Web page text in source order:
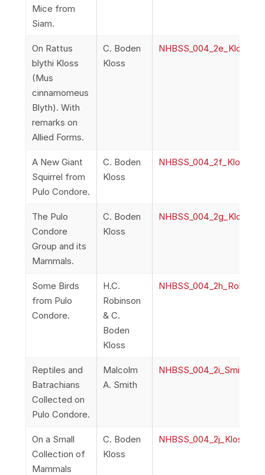
Mice from
Siam.
On Rattus
blythi Kloss
(Mus
cinnamomeus
Blyth). With
remarks on
Allied Forms.
C. Boden
Kloss
A New Giant
Squirrel from
Pulo Condore.
C. Boden
Kloss
The Pulo
Condore
Group and its
Mammals.
C. Boden
Kloss
Some Birds
from Pulo
Condore.
H.C.
Robinson
& C.
Boden
Kloss
Reptiles and
Batrachians
Collected on
Pulo Condore.
Malcolm
A. Smith
On a Small
Collection of
Mammals
C. Boden
Kloss